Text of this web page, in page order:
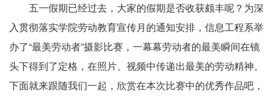
五一假期已经过去，大家的假期是否收获颇丰呢？为深
入贯彻落实学院劳动教育宣传月的通知安排，信息工程系举
办了“最美劳动者”摄影比赛，一幕幕劳动者的最美瞬间在镜
头下得到了定格，在照片、视频中传递出最美的劳动精神。
下面就来跟随我们一起，欣赏在本次比赛中的优秀作品吧，